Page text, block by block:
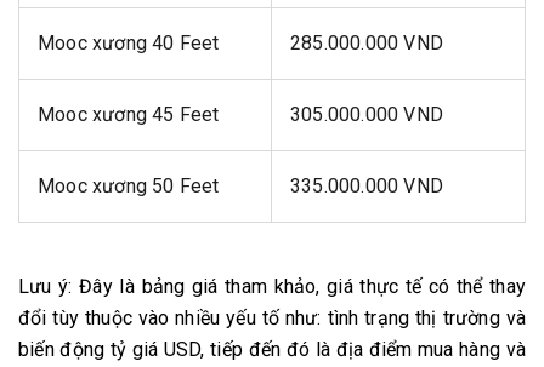
Mooc xương 40 Feet 285.000.000 VND
Mooc xương 45 Feet 305.000.000 VND
Mooc xương 50 Feet 335.000.000 VND
Lưu ý: Đây là bảng giá tham khảo, giá thực tế có thể thay
đổi tùy thuộc vào nhiều yếu tố như: tình trạng thị trường và
biến động tỷ giá USD, tiếp đến đó là địa điểm mua hàng và